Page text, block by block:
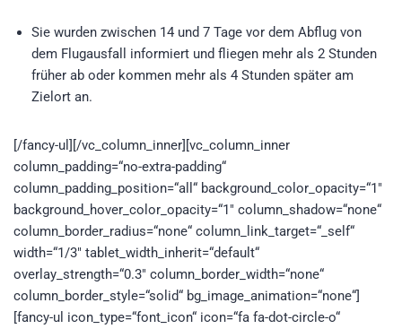
Sie wurden zwischen 14 und 7 Tage vor dem Abflug von
dem Flugausfall informiert und fliegen mehr als 2 Stunden
früher ab oder kommen mehr als 4 Stunden später am
Zielort an.
[/fancy-ul][/vc_column_inner][vc_column_inner
column_padding=“no-extra-padding“
column_padding_position=“all“ background_color_opacity=“1″
background_hover_color_opacity=“1″ column_shadow=“none“
column_border_radius=“none“ column_link_target=“_self“
width=“1/3″ tablet_width_inherit=“default“
overlay_strength=“0.3″ column_border_width=“none“
column_border_style=“solid“ bg_image_animation=“none“]
[fancy-ul icon_type=“font_icon“ icon=“fa fa-dot-circle-o“